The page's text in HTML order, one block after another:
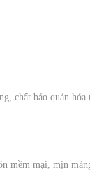
chất bảo quản hóa
mềm mại, mịn